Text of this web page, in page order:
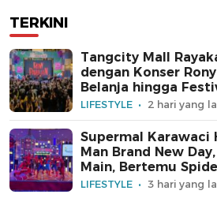
TERKINI
Tangcity Mall
dengan Konser
Belanja hingga
LIFESTYLE 2 hari yang
Supermal Karawaci
Man Brand New
Main, Bertemu
LIFESTYLE 3 hari yang